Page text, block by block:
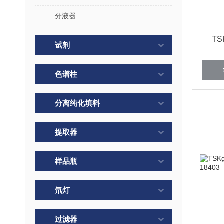
分液器
试剂
色谱柱
分离纯化填料
提取器
样品瓶
氘灯
过滤器